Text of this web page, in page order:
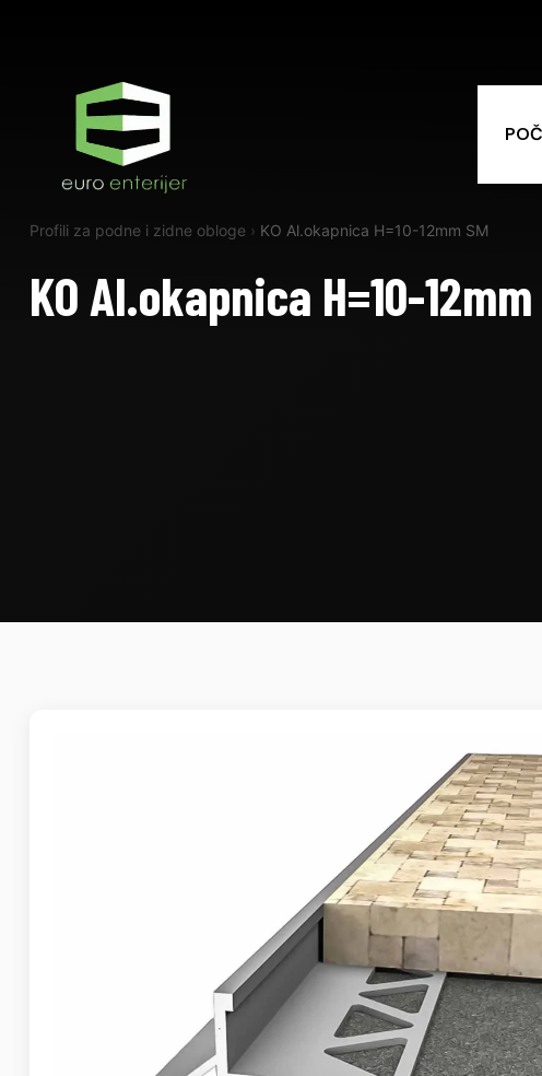
Profili za podne i zidne obloge › KO Al.okapnica H=10-12mm SM
KO Al.okapnica H=10-12mm